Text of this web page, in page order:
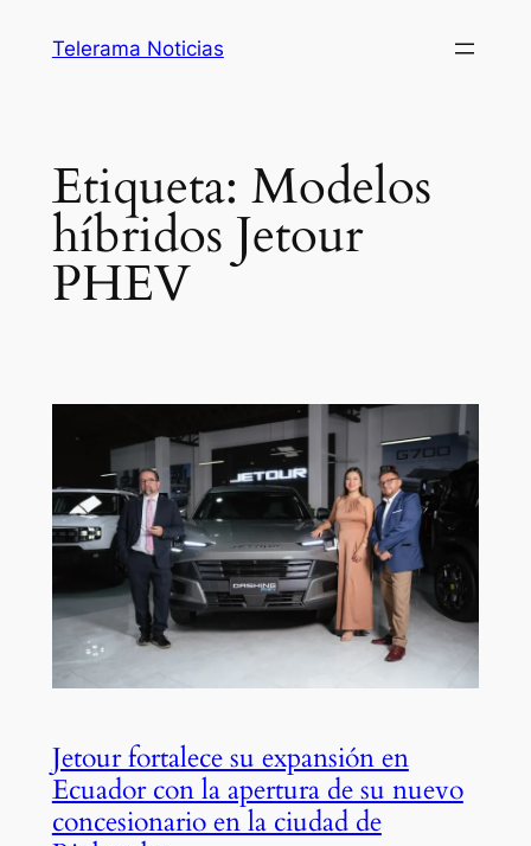
Telerama Noticias
Etiqueta: Modelos
híbridos Jetour
PHEV
Jetour fortalece su expansión en
Ecuador con la apertura de su nuevo
concesionario en la ciudad de